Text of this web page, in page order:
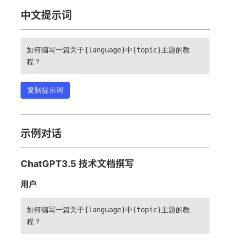
中文提示词
如何编写一篇关于{language}中{topic}主题的教
程？
复制提示词
示例对话
ChatGPT3.5 技术文档撰写
用户
如何编写一篇关于{language}中{topic}主题的教
程？